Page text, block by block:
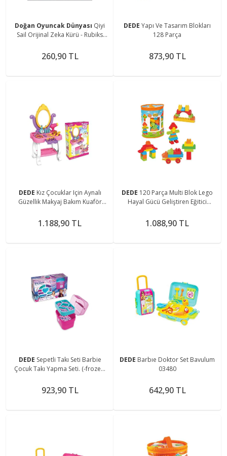
Doğan Oyuncak Dünyası Qiyi
Sail Orijinal Zeka Kürü - Rubiks
260,90 TL
DEDE Yapı Ve Tasarım Blokları
128 Parça
873,90 TL
DEDE Kız Çocuklar Için Aynalı
Güzellik Makyaj Bakım Kuaför
1.188,90 TL
DEDE 120 Parça Multi Blok Lego
Hayal Gücü Geliştiren Eğitici
1.088,90 TL
DEDE Sepetli Takı Seti Barbie
Çocuk Takı Yapma Seti. (-frozen)
923,90 TL
DEDE Barbıe Doktor Set Bavulum
03480
642,90 TL